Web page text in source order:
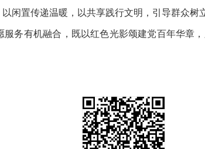
闲置传递温暖，以共享践行文明，引导群众树
务有机融合，既以红色光影颂建党百年华章